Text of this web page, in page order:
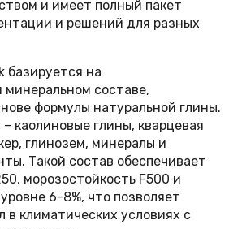
и имеет полный пакет
и решений для разных
базируется на
составе,
формулы натуральной глины.
каолиновые глины, кварцевая
глинозем, минералы и
Такой состав обеспечивает
морозостойкость F500 и
6-8%, что позволяет
в климатических условиях с